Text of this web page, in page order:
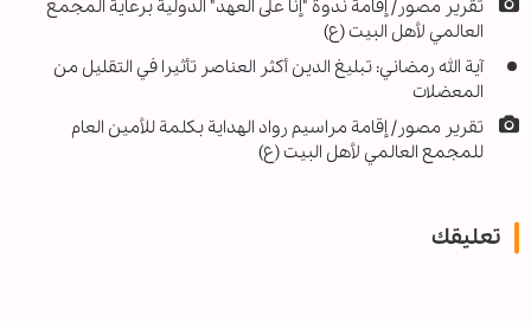
تقریر مصور/ إقامة ندوة "إنا على العهد" الدولية برعاية المجمع
العالمي لأهل البيت (ع)
آية الله رمضاني: تبليغ الدين أكثر العناصر تأثيرا في التقليل من
المعضلات
تقرير مصور/ إقامة مراسيم رواد الهداية بكلمة للأمين العام
للمجمع العالمي لأهل البيت (ع)
تعليقك